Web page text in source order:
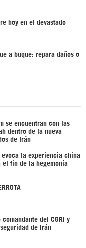
hoy en el devastado
a buque: repara daños o
se encuentran con las
dentro de la nueva
de Irán
evoca la experiencia china
el fin de la hegemonía
comandante del CGRI y
de Irán